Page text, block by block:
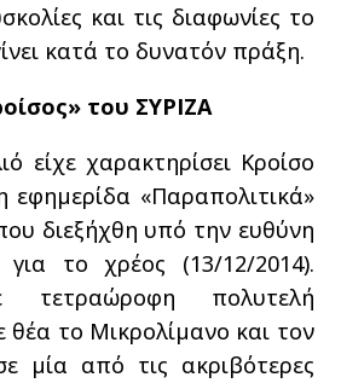
και τις διαφωνίες το
κατά το δυνατόν πράξη.
του ΣΥΡΙΖΑ
είχε χαρακτηρίσει Κροίσο
εφημερίδα «Παραπολιτικά»
διεξήχθη υπό την ευθύνη
το χρέος (13/12/2014).
τετραώροφη πολυτελή
θέα το Μικρολίμανο και τον
μία από τις ακριβότερες